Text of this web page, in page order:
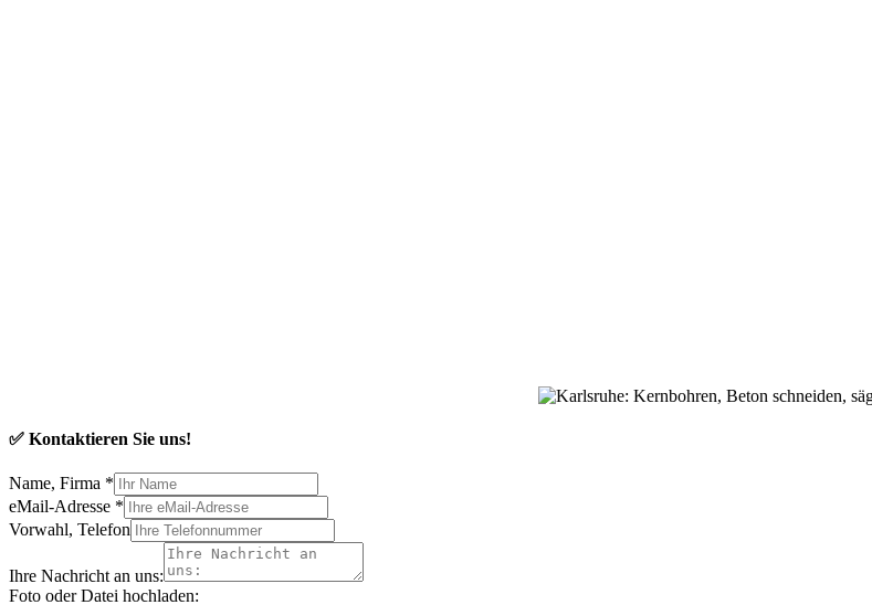
✅ Kontaktieren Sie uns!
Name, Firma *
eMail-Adresse *
Vorwahl, Telefon
Ihre Nachricht an uns:
Foto oder Datei hochladen: